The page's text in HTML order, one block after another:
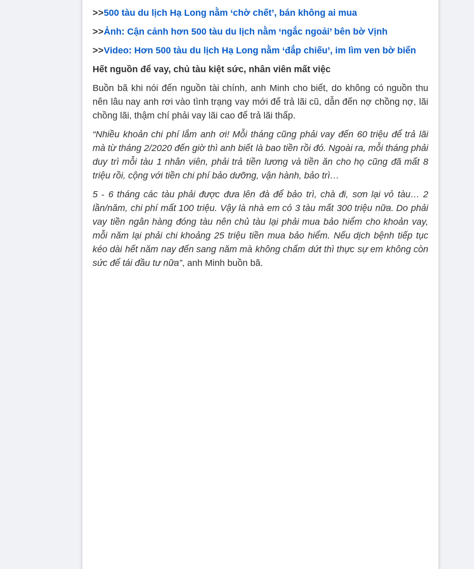
>>500 tàu du lịch Hạ Long nằm ‘chờ chết’, bán không ai mua
>>Ảnh: Cận cảnh hơn 500 tàu du lịch nằm ‘ngắc ngoải’ bên bờ Vịnh
>>Video: Hơn 500 tàu du lịch Hạ Long nằm ‘đắp chiếu’, im lìm ven bờ biển
Hết nguồn để vay, chủ tàu kiệt sức, nhân viên mất việc
Buồn bã khi nói đến nguồn tài chính, anh Minh cho biết, do không có nguồn thu
nên lâu nay anh rơi vào tình trạng vay mới để trả lãi cũ, dẫn đến nợ chồng nợ, lãi
chồng lãi, thậm chí phải vay lãi cao để trả lãi thấp.
“Nhiều khoản chi phí lắm anh ơi! Mỗi tháng cũng phải vay đến 60 triệu để trả lãi
mà từ tháng 2/2020 đến giờ thì anh biết là bao tiền rồi đó. Ngoài ra, mỗi tháng phải
duy trì mỗi tàu 1 nhân viên, phải trả tiền lương và tiền ăn cho họ cũng đã mất 8
triệu rồi, cộng với tiền chi phí bảo dưỡng, vận hành, bảo trì…
5 - 6 tháng các tàu phải được đưa lên đà để bảo trì, chà đi, sơn lại vỏ tàu… 2
lần/năm, chi phí mất 100 triệu. Vậy là nhà em có 3 tàu mất 300 triệu nữa. Do phải
vay tiền ngân hàng đóng tàu nên chủ tàu lại phải mua bảo hiểm cho khoản vay,
mỗi năm lại phải chi khoảng 25 triệu tiền mua bảo hiểm. Nếu dịch bệnh tiếp tục
kéo dài hết năm nay đến sang năm mà không chấm dứt thì thực sự em không còn
sức để tái đầu tư nữa”, anh Minh buồn bã.